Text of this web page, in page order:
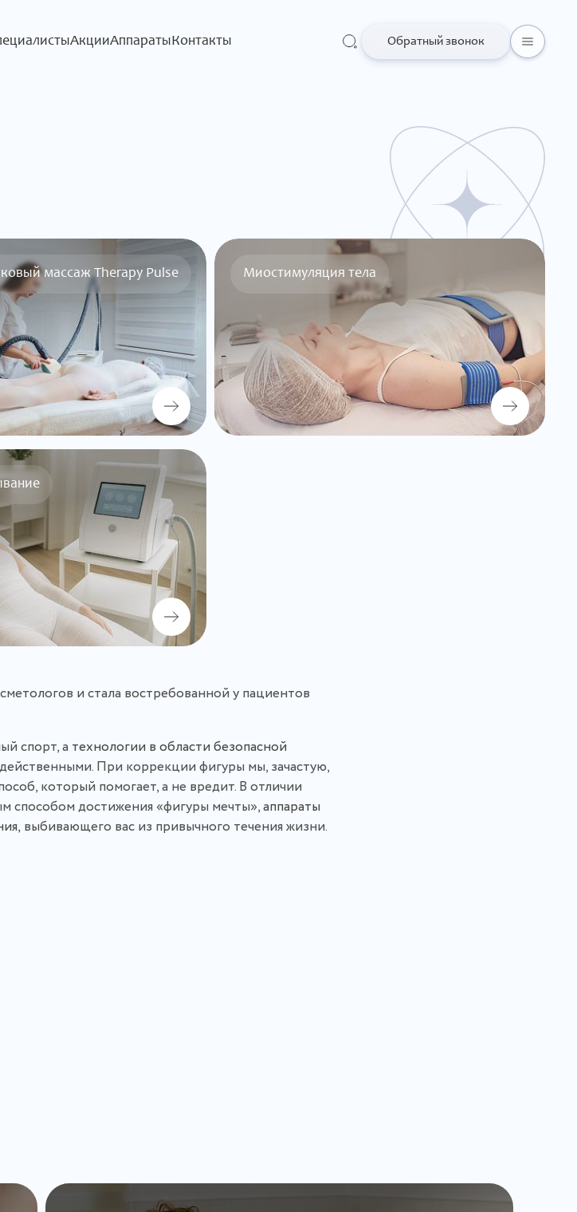
АкцииАппараты Контакты Обратный звонок
массаж Therapy Pulse Миостимуляция тела
и стала востребованной у пациентов
спорт, а технологии в области безопасной
При коррекции фигуры мы, зачастую,
который помогает, а не вредит. В отличии
способом достижения «фигуры мечты»,аппараты
выбивающего вас из привычного течения жизни.